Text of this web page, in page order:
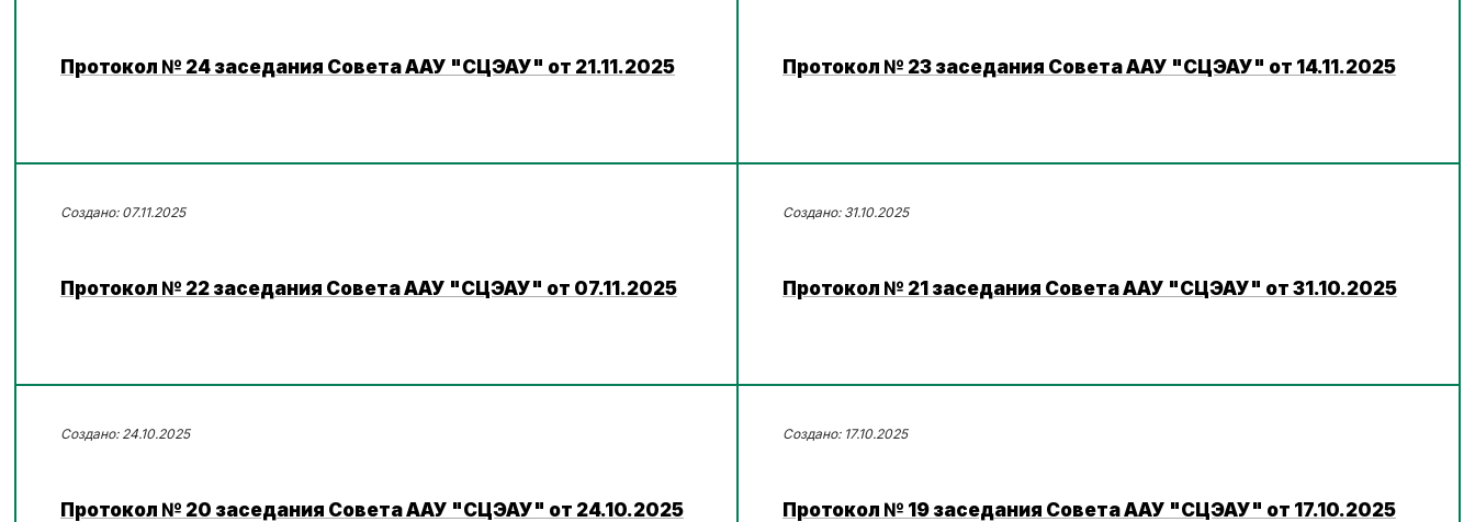
Протокол № 24 заседания Совета ААУ "СЦЭАУ" от 21.11.2025 Протокол № 23 заседания Совета ААУ "СЦЭАУ" от 14.11.2025
07.11.2025
Протокол № 22 заседания Совета ААУ "СЦЭАУ" от 07.11.2025
31.10.2025
Протокол № 21 заседания Совета ААУ "СЦЭАУ" от 31.10.2025
24.10.2025
Протокол № 20 заседания Совета ААУ "СЦЭАУ" от 24.10.2025
17.10.2025
Протокол № 19 заседания Совета ААУ "СЦЭАУ" от 17.10.2025